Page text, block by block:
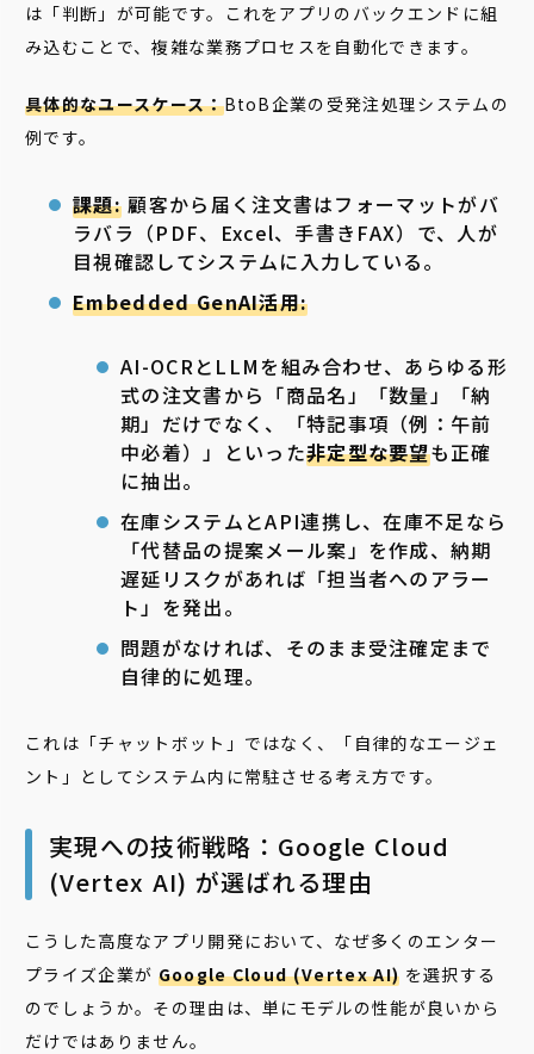
は「判断」が可能です。これをアプリのバックエンドに組
み込むことで、複雑な業務プロセスを自動化できます。
具体的なユースケース：BtoB企業の受発注処理システムの
例です。
課題:顧客から届く注文書はフォーマットがバ
ラバラ（PDF、Excel、手書きFAX）で、人が
目視確認してシステムに入力している。
Embedded GenAI活用:
AI-OCRとLLMを組み合わせ、あらゆる形
式の注文書から「商品名」「数量」「納
期」だけでなく、「特記事項（例：午前
中必着）」といった非定型な要望も正確
に抽出。
在庫システムとAPI連携し、在庫不足なら
「代替品の提案メール案」を作成、納期
遅延リスクがあれば「担当者へのアラー
ト」を発出。
問題がなければ、そのまま受注確定まで
自律的に処理。
これは「チャットボット」ではなく、「自律的なエージェ
ント」としてシステム内に常駐させる考え方です。
実現への技術戦略：Google Cloud
(Vertex AI) が選ばれる理由
こうした高度なアプリ開発において、なぜ多くのエンター
プライズ企業が Google Cloud (Vertex AI) を選択する
のでしょうか。その理由は、単にモデルの性能が良いから
だけではありません。